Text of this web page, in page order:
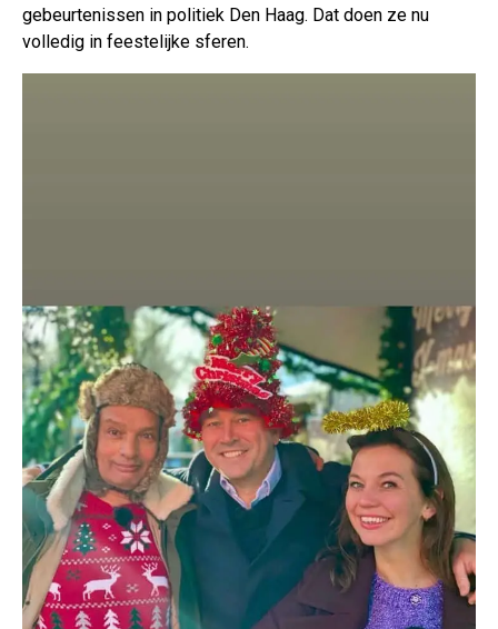
gebeurtenissen in politiek Den Haag. Dat doen ze nu
volledig in feestelijke sferen.